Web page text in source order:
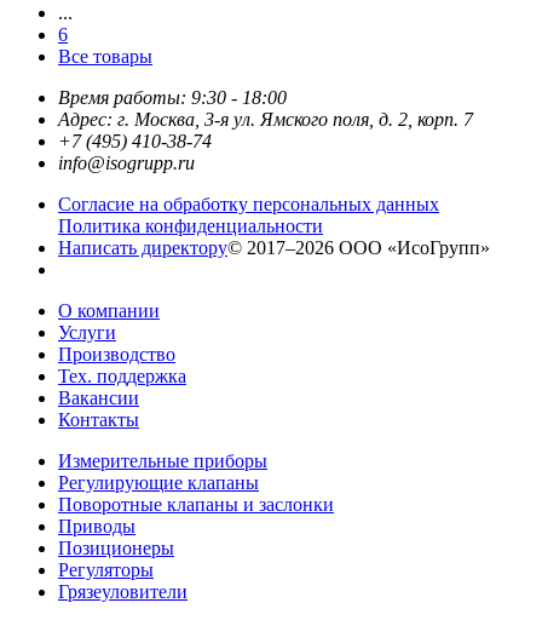
...
6
Все товары
Время работы: 9:30 - 18:00
Адрес: г. Москва, 3-я ул. Ямского поля, д. 2, корп. 7
+7 (495) 410-38-74
info@isogrupp.ru
Согласие на обработку персональных данных
Политика конфиденциальности
Написать директору© 2017–2026 ООО «ИсоГрупп»
О компании
Услуги
Производство
Тех. поддержка
Вакансии
Контакты
Измерительные приборы
Регулирующие клапаны
Поворотные клапаны и заслонки
Приводы
Позиционеры
Регуляторы
Грязеуловители